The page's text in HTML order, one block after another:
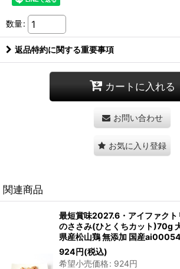
数量:
返品特約に関する重要事項
カートに入れる
お問い合わせ
お気に入り登録
関連商品
最短賞味2027.6・アイファクト
のささみ(ひとくちカット)70g
県産松山鶏 無添加 国産ai00054
924円(税込)
希望小売価格: 924円